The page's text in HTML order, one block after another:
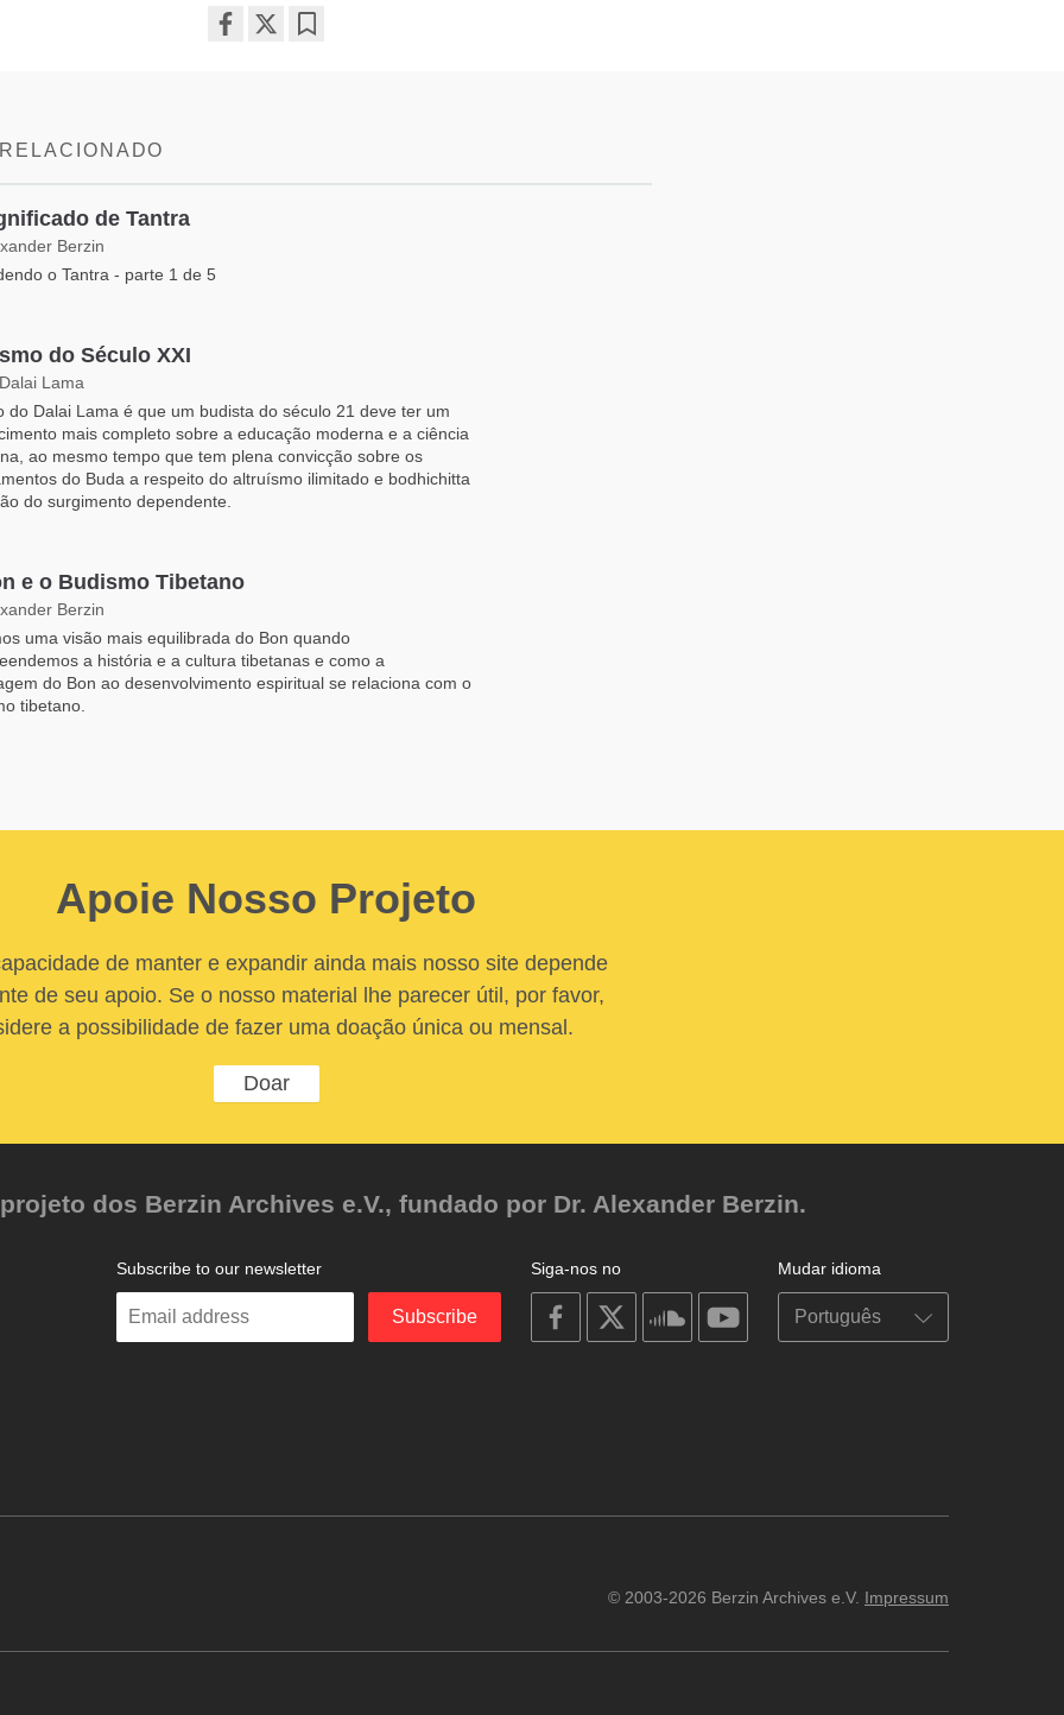
de Tantra
Berzin
o Tantra - parte 1 de 5
do Século XXI
Lama
do Dalai Lama é que um budista do século 21 deve ter um
mais completo sobre a educação moderna e a ciência
ao mesmo tempo que tem plena convicção sobre os
do Buda a respeito do altruísmo ilimitado e bodhichitta
do surgimento dependente.
e o Budismo Tibetano
Berzin
uma visão mais equilibrada do Bon quando
a história e a cultura tibetanas e como a
do Bon ao desenvolvimento espiritual se relaciona com o
tibetano.
Apoie Nosso Projeto
de manter e expandir ainda mais nosso site depende
de seu apoio. Se o nosso material lhe parecer útil, por favor,
a possibilidade de fazer uma doação única ou mensal.
Doar
dos Berzin Archives e.V., fundado por Dr. Alexander Berzin.
Mudar idioma
Siga-nos no
on
facebook
on
on
soundcloudyoutube
Subscribe to our newsletter
Enter
Subscribe
© 2003-2026 Berzin Archives e.V. Impressum